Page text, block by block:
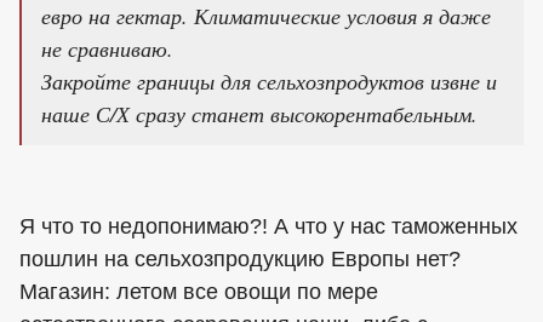
евро на гектар. Климатические условия я даже
не сравниваю.
Закройте границы для сельхозпродуктов извне и
наше С/Х сразу станет высокорентабельным.
Я что то недопонимаю?! А что у нас таможенных
пошлин на сельхозпродукцию Европы нет?
Магазин: летом все овощи по мере